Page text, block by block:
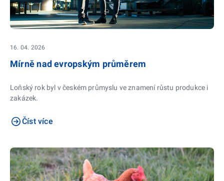
16. 04. 2026
Mírně nad evropským průměrem
Loňský rok byl v českém průmyslu ve znamení růstu produkce i
zakázek.
Číst více